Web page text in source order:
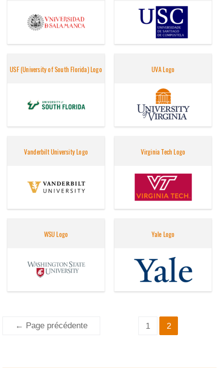
USF (University of South Florida) Logo UVA Logo
Vanderbilt University Logo Virginia Tech Logo
WSU Logo Yale Logo
Pagination
← Page précédente 1 2